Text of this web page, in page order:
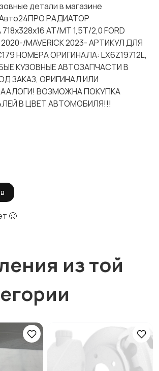
детали в магазине
Авто24ПРО РАДИАТОР
AT/MT 1,5T/2,0 FORD
2020-/MAVERICK 2023- АРТИКУЛ ДЛЯ
НОМЕРА ОРИГИНАЛА: LX6Z19712L,
КУЗОВНЫЕ АВТОЗАПЧАСТИ В
ЗАКАЗ, ОРИГИНАЛ ИЛИ
ВОЗМОЖНА ПОКУПКА
В ЦВЕТ АВТОМОБИЛЯ!!!
🥴
из той